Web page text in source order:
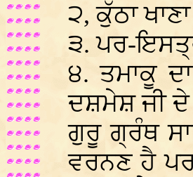
੨, ਕੁੱਠਾ
੩. ਪਰ-
੪. ਤਮਾਕੂ
ਦਸ਼ਮੇਸ਼ ਜੀ
ਗੁਰੂ ਗ੍ਰੰਥ
ਵਰਨਣ ਹੈ